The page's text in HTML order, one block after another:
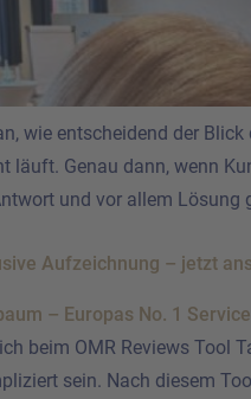
wie entscheidend der
läuft. Genau dann, wenn
und vor allem Lösung
Aufzeichnung – jetzt
beim OMR Reviews Tool
sein. Nach diesem